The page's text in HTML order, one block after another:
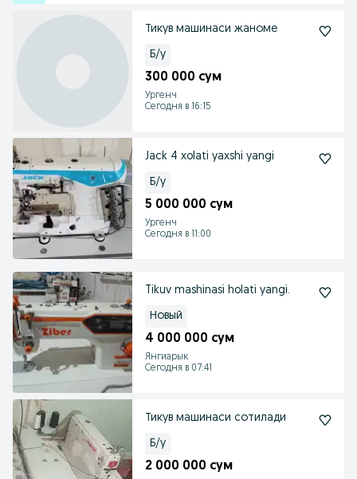
Тикув машинаси жаноме
Б/у
300 000 сум
Ургенч
Сегодня в 16:15
Jack 4 xolati yaxshi yangi
Б/у
5 000 000 сум
Ургенч
Сегодня в 11:00
Tikuv mashinasi holati yangi.
Новый
4 000 000 сум
Янгиарык
Сегодня в 07:41
Тикув машинаси сотилади
Б/у
2 000 000 сум